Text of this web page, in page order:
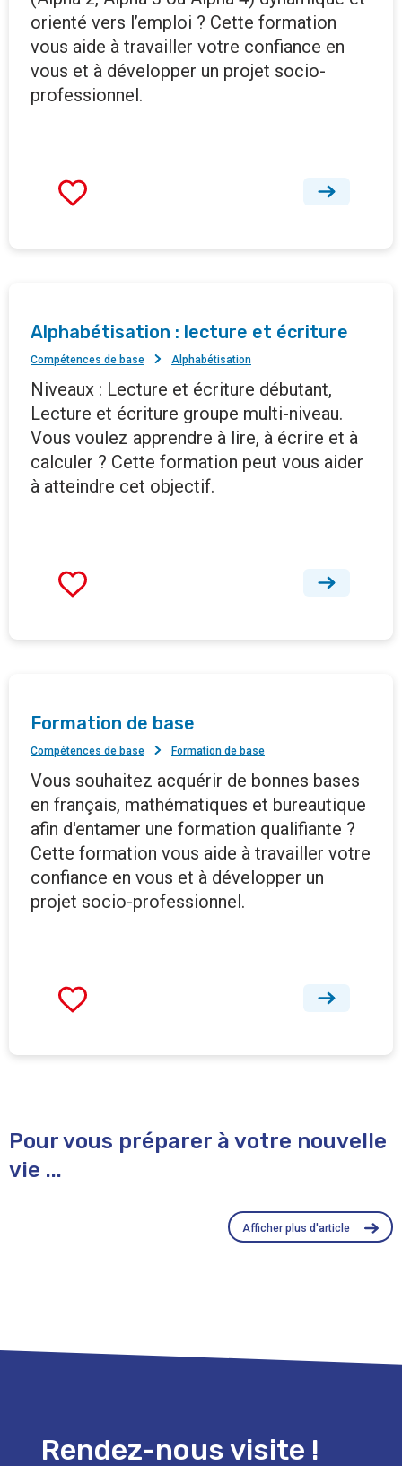
orienté vers l’emploi ? Cette formation
vous aide à travailler votre confiance en
vous et à développer un projet socio-
professionnel.
Alphabétisation : lecture et écriture
Compétences de base Alphabétisation
Niveaux : Lecture et écriture débutant,
Lecture et écriture groupe multi-niveau.
Vous voulez apprendre à lire, à écrire et à
calculer ? Cette formation peut vous aider
à atteindre cet objectif.
Formation de base
Compétences de base Formation de base
Vous souhaitez acquérir de bonnes bases
en français, mathématiques et bureautique
afin d'entamer une formation qualifiante ?
Cette formation vous aide à travailler votre
confiance en vous et à développer un
projet socio-professionnel.
Pour vous préparer à votre nouvelle
vie ...
Afficher plus d'article
Rendez-nous visite !